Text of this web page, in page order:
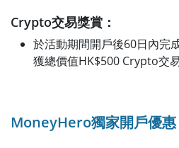
Crypto交易獎賞：
於活動期間開戶後60日內完
獲總價值HK$500 Crypto交
MoneyHero獨家開戶優惠